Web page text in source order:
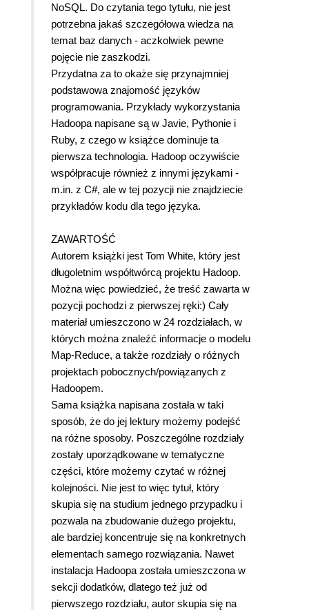
NoSQL. Do czytania tego tytułu, nie jest
potrzebna jakaś szczegółowa wiedza na
temat baz danych - aczkolwiek pewne
pojęcie nie zaszkodzi.
Przydatna za to okaże się przynajmniej
podstawowa znajomość języków
programowania. Przykłady wykorzystania
Hadoopa napisane są w Javie, Pythonie i
Ruby, z czego w książce dominuje ta
pierwsza technologia. Hadoop oczywiście
współpracuje również z innymi językami -
m.in. z C#, ale w tej pozycji nie znajdziecie
przykładów kodu dla tego języka.
ZAWARTOŚĆ
Autorem książki jest Tom White, który jest
długoletnim współtwórcą projektu Hadoop.
Można więc powiedzieć, że treść zawarta w
pozycji pochodzi z pierwszej ręki:) Cały
materiał umieszczono w 24 rozdziałach, w
których można znaleźć informacje o modelu
Map-Reduce, a także rozdziały o różnych
projektach pobocznych/powiązanych z
Hadoopem.
Sama książka napisana została w taki
sposób, że do jej lektury możemy podejść
na różne sposoby. Poszczególne rozdziały
zostały uporządkowane w tematyczne
części, które możemy czytać w różnej
kolejności. Nie jest to więc tytuł, który
skupia się na studium jednego przypadku i
pozwala na zbudowanie dużego projektu,
ale bardziej koncentruje się na konkretnych
elementach samego rozwiązania. Nawet
instalacja Hadoopa została umieszczona w
sekcji dodatków, dlatego też już od
pierwszego rozdziału, autor skupia się na